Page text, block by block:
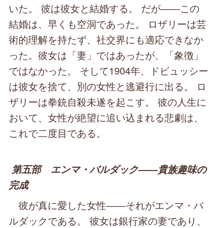
いた。 彼は彼女と結婚する。 だが――この
結婚は、早くも空洞であった。 ロザリーは芸
術的理解を持たず、社交界にも適応できなか
った。彼女は「妻」ではあったが、「象徴」
ではなかった。 そして1904年、ドビュッシー
は彼女を捨て、別の女性と逃避行に出る。 ロ
ザリーは拳銃自殺未遂を起こす。 彼の人生に
おいて、女性が絶望に追い込まれる悲劇は、
これで二度目である。
第五部 エンマ・バルダック――貴族趣味の
完成
彼が真に愛した女性――それがエンマ・バ
ルダックである。 彼女は銀行家の妻であり、